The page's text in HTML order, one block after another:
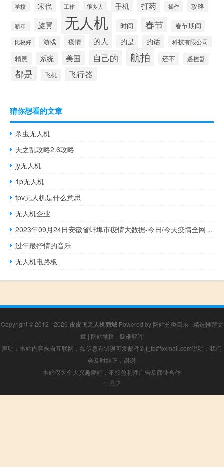
学校 宋代 工作 很多人 手机 打药 操作 攻略
新年 旋翼 无人机 时间 春节 春节期间
比较好 游戏 疫情 的人 的是 的话 科技有限公司
精灵 系统 美国 自己的 航拍 还不 遥控器
都是 飞机 飞行器
猜你想看的文章
杀虫无人机
天之乱攻略2.6攻略
jy无人机
1p无人机
fpv无人机是什么意思
无人机企业
2023年09月24日安徽省蚌埠市疫情大数据-今日/今天疫情全网搜索最新实时消息动态情况通知播报
过年最抒情的音乐
无人机电路板
Copyright © 2012 - 2026 皮皮飞无人机商城Powered by 网站分类目录 | 精选推荐文
章 | 网站地图 | 疑难解答
声明：本站内容来自互联网，如信息有错误可发邮件到f_fb#foxmail.com说明，我们
会及时纠正，谢谢
本站仅为个人兴趣爱好，不接盈利性广告及商业合作
小男孩